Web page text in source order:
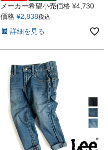
メーカー希望小売価格 ¥4,730
価格 ¥2,838税込
詳細を見る